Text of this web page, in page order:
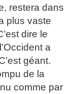
restera dans
plus vaste
dire le
a
géant.
de la
comme par